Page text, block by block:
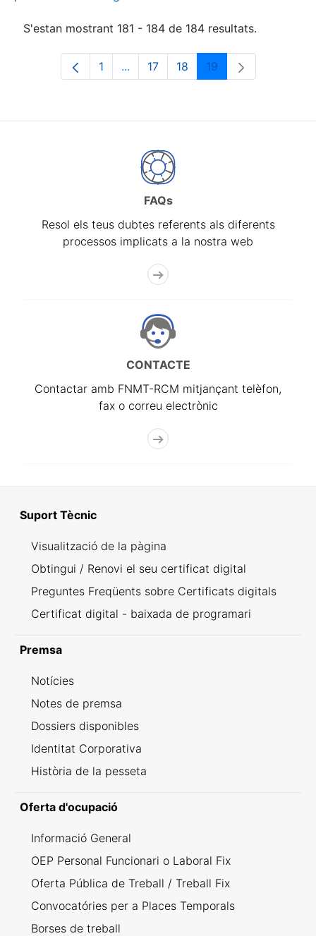
S'estan mostrant 181 - 184 de 184 resultats.
Pàgina
1 ...Pàgines intermèdies Utilitzeu TAB
Pàgina
17 Pàgina
18 Pàgina
19
FAQs
Resol els teus dubtes referents als diferents
processos implicats a la nostra web
CONTACTE
Contactar amb FNMT-RCM mitjançant telèfon,
fax o correu electrònic
Suport Tècnic
Visualització de la pàgina
Obtingui / Renovi el seu certificat digital
Preguntes Freqüents sobre Certificats digitals
Certificat digital - baixada de programari
Premsa
Notícies
Notes de premsa
Dossiers disponibles
Identitat Corporativa
Història de la pesseta
Oferta d'ocupació
Informació General
OEP Personal Funcionari o Laboral Fix
Oferta Pública de Treball / Treball Fix
Convocatóries per a Places Temporals
Borses de treball